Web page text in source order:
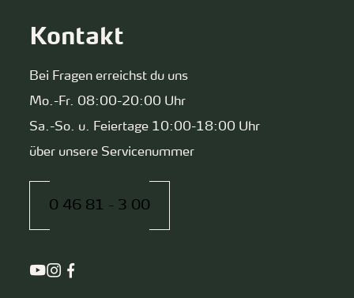
Kontakt
Bei Fragen erreichst du uns
Mo.-Fr. 08:00-20:00 Uhr
Sa.-So. u. Feiertage 10:00-18:00 Uhr
über unsere Servicenummer
0 46 81 - 3 00